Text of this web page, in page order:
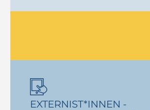
EXTERNIST*INNEN -